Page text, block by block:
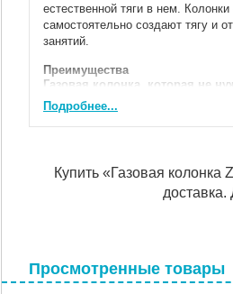
естественной тяги в нем.
самостоятельно создают тягу и
занятий.
Преимущества
Газовая колонка, которая не
Серия водонагревателей Fonte
естественной тяги в нем.
Диаметр дымохода колонки
системе отвода дымовых газов.
которой вы не слышите работу
Подробнее...
Купить «Газовая колонка
доставка.
Просмотренные товары